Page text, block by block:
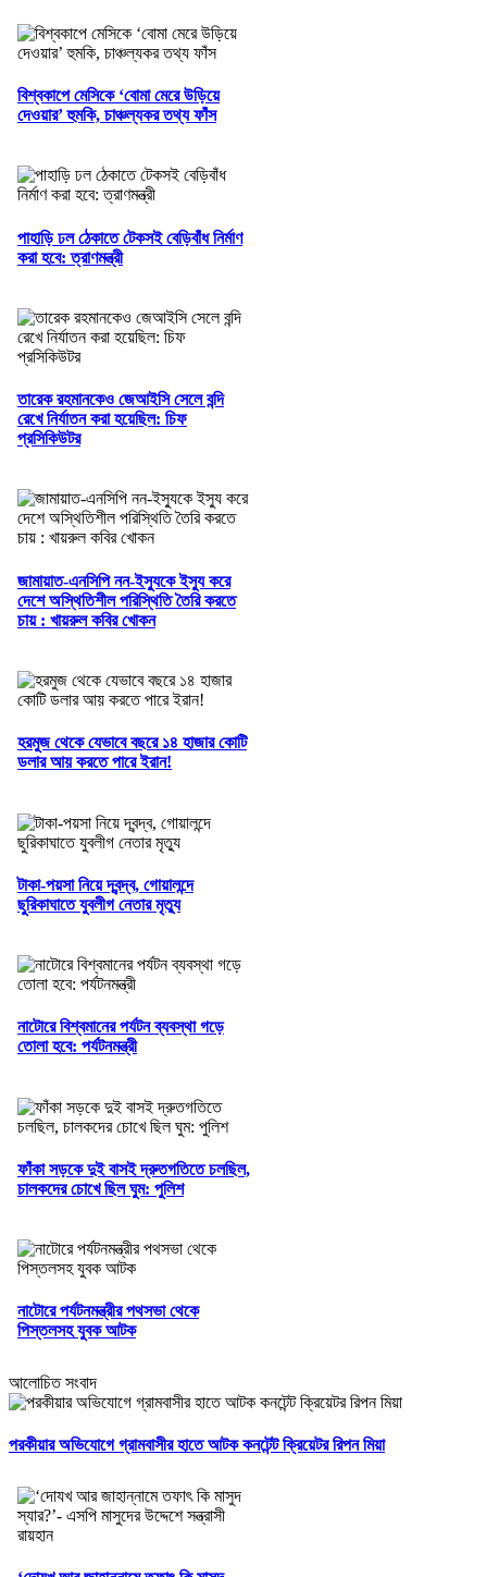
বিশ্বকাপে মেসিকে ‘বোমা মেরে উড়িয়ে
দেওয়ার’ হুমকি, চাঞ্চল্যকর তথ্য ফাঁস
পাহাড়ি ঢল ঠেকাতে টেকসই বেড়িবাঁধ নির্মাণ
করা হবে: ত্রাণমন্ত্রী
তারেক রহমানকেও জেআইসি সেলে বন্দি
রেখে নির্যাতন করা হয়েছিল: চিফ
প্রসিকিউটর
জামায়াত-এনসিপি নন-ইস্যুকে ইস্যু করে
দেশে অস্থিতিশীল পরিস্থিতি তৈরি করতে
চায় : খায়রুল কবির খোকন
হরমুজ থেকে যেভাবে বছরে ১৪ হাজার কোটি
ডলার আয় করতে পারে ইরান!
টাকা-পয়সা নিয়ে দ্বন্দ্ব, গোয়ালন্দে
ছুরিকাঘাতে যুবলীগ নেতার মৃত্যু
নাটোরে বিশ্বমানের পর্যটন ব্যবস্থা গড়ে
তোলা হবে: পর্যটনমন্ত্রী
ফাঁকা সড়কে দুই বাসই দ্রুতগতিতে চলছিল,
চালকদের চোখে ছিল ঘুম: পুলিশ
নাটোরে পর্যটনমন্ত্রীর পথসভা থেকে
পিস্তলসহ যুবক আটক
আলোচিত সংবাদ
পরকীয়ার অভিযোগে গ্রামবাসীর হাতে আটক কনটেন্ট ক্রিয়েটর রিপন মিয়া